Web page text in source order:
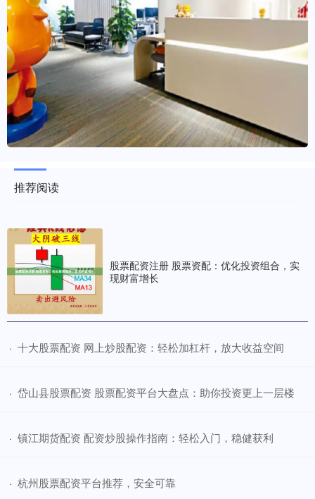
推荐阅读
股票配资注册 股票资配：优化投资组合，实
现财富增长
· ​十大股票配资 网上炒股配资：轻松加杠杆，放大收益空间
· ​岱山县股票配资 股票配资平台大盘点：助你投资更上一层楼
· ​镇江期货配资 配资炒股操作指南：轻松入门，稳健获利
· ​杭州股票配资平台推荐，安全可靠